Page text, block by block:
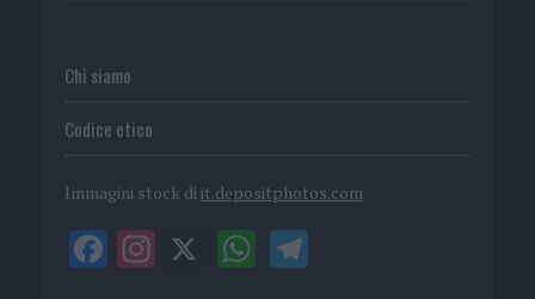
Chi siamo
Codice etico
Immagini stock di it.depositphotos.com